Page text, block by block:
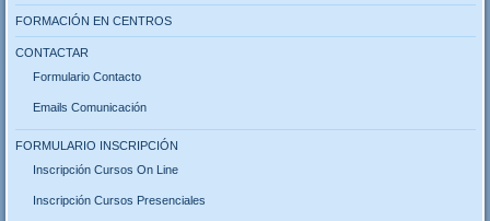
FORMACIÓN EN CENTROS
CONTACTAR
Formulario Contacto
Emails Comunicación
FORMULARIO INSCRIPCIÓN
Inscripción Cursos On Line
Inscripción Cursos Presenciales